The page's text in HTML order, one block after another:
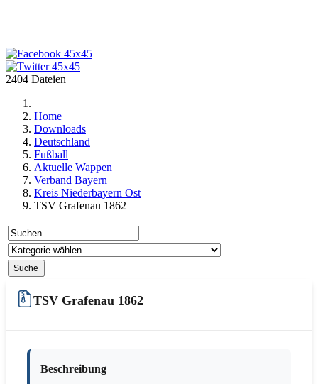
2404 Dateien
Home
Downloads
Deutschland
Fußball
Aktuelle Wappen
Verband Bayern
Kreis Niederbayern Ost
TSV Grafenau 1862
TSV Grafenau 1862
Beschreibung